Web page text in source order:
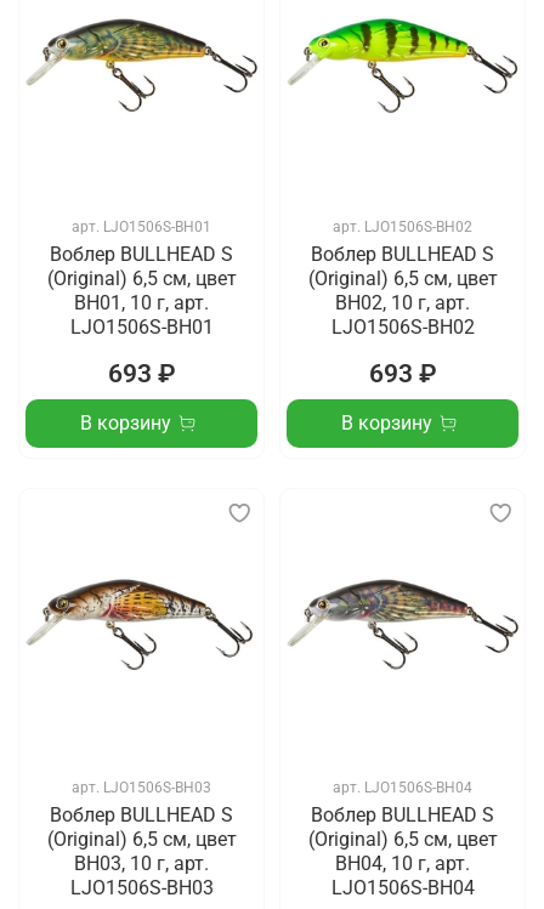
арт. LJO1506S-BH01
Воблер BULLHEAD S
(Original) 6,5 см, цвет
BH01, 10 г, арт.
LJO1506S-BH01
693 ₽
В корзину
арт. LJO1506S-BH02
Воблер BULLHEAD S
(Original) 6,5 см, цвет
BH02, 10 г, арт.
LJO1506S-BH02
693 ₽
В корзину
арт. LJO1506S-BH03
Воблер BULLHEAD S
(Original) 6,5 см, цвет
BH03, 10 г, арт.
LJO1506S-BH03
арт. LJO1506S-BH04
Воблер BULLHEAD S
(Original) 6,5 см, цвет
BH04, 10 г, арт.
LJO1506S-BH04